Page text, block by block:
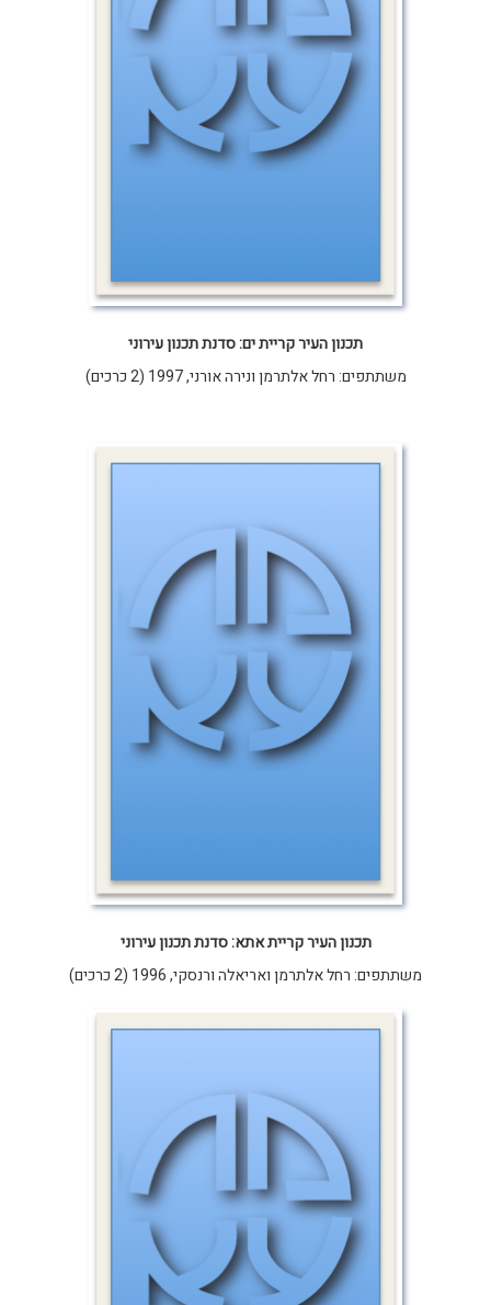
תכנון העיר קריית ים: סדנת תכנון עירוני
משתתפים: רחל אלתרמן ונירה אורני, 1997 (2 כרכים)
תכנון העיר קריית אתא: סדנת תכנון עירוני
משתתפים: רחל אלתרמן ואריאלה ורנסקי, 1996 (2 כרכים)